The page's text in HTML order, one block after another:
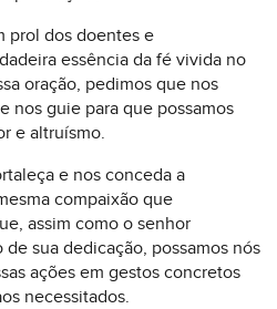
prol dos doentes e
essência da fé vivida no
oração, pedimos que nos
nos guie para que possamos
e altruísmo.
e nos conceda a
compaixão que
assim como o senhor
sua dedicação, possamos nós
ações em gestos concretos
necessitados.